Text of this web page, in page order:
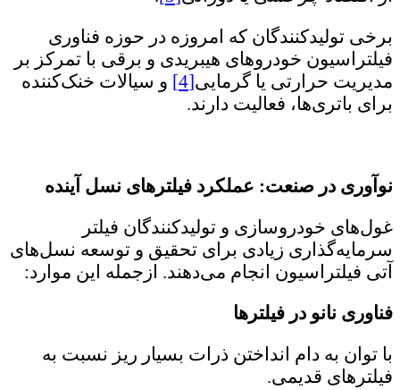
برخی تولیدکنندگان که امروزه در حوزه فناوری‌
فیلتراسیون خودروهای هیبریدی و برقی با تمرکز بر
مدیریت حرارتی یا گرمایی[4]
و سیالات خنک‌کننده
برای باتری‌ها، فعالیت دارند.
نوآوری در صنعت: عملکرد فیلترهای نسل آینده
غول‌های خودروسازی و تولیدکنندگان فیلتر
سرمایه‌گذاری زیادی برای تحقیق و توسعه نسل‌های
آتی فیلتراسیون انجام می‌دهند. ازجمله این موارد:
فناوری نانو در فیلترها
با توان به دام انداختن ذرات بسیار ریز نسبت به
فیلترهای قدیمی.